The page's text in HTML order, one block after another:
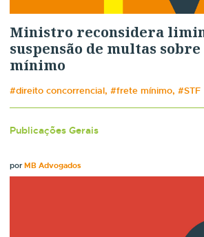
Ministro reconsidera
suspensão de multas
mínimo
#direito concorrencial, #frete mínimo, #STF
Publicações Gerais
porMB Advogados